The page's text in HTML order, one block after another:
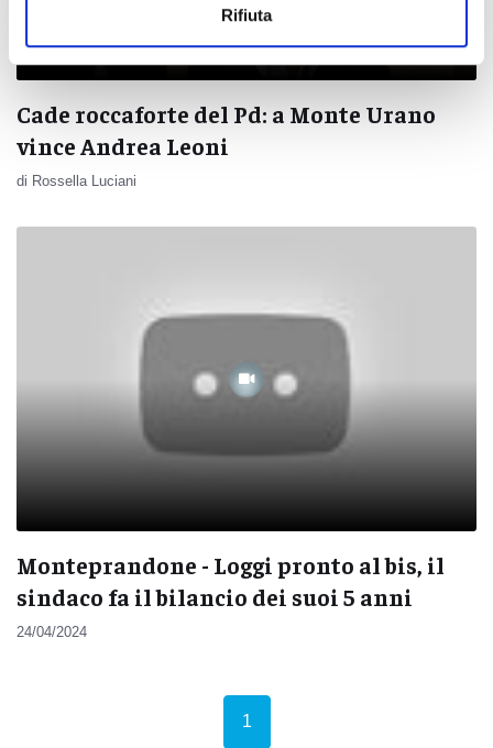
Rifiuta
Cade roccaforte del Pd: a Monte Urano
vince Andrea Leoni
di Rossella Luciani
Monteprandone - Loggi pronto al bis, il
sindaco fa il bilancio dei suoi 5 anni
24/04/2024
1(current)